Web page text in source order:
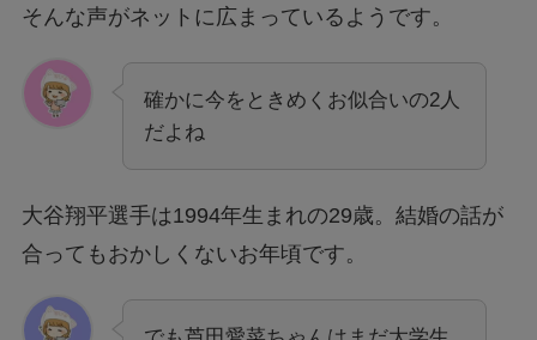
そんな声がネットに広まっているようです。
確かに今をときめくお似合いの2人
だよね
大谷翔平選手は1994年生まれの29歳。結婚の話が
合ってもおかしくないお年頃です。